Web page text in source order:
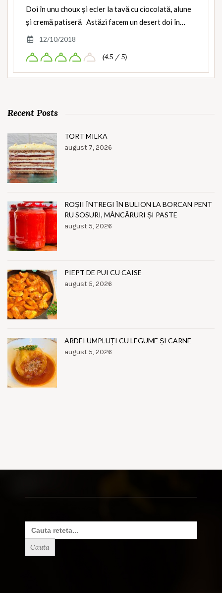
Doi în unu choux și ecler la tavă cu ciocolată, alune
și cremă patiseră Astăzi facem un desert doi în…
12/10/2018
(4.5 / 5)
Recent Posts
TORT MILKA
august 7, 2026
ROȘII ÎNTREGI ÎN BULION LA BORCAN PENT
RU SOSURI, MÂNCĂRURI ȘI PASTE
august 5, 2026
PIEPT DE PUI CU CAISE
august 5, 2026
ARDEI UMPLUȚI CU LEGUME ȘI CARNE
august 5, 2026
Search
for: